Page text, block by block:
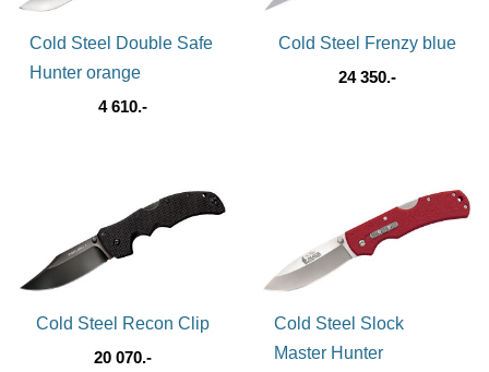
Cold Steel Double Safe
Hunter orange
4 610.-
Cold Steel Frenzy blue
24 350.-
Cold Steel Recon Clip
20 070.-
Cold Steel Slock
Master Hunter